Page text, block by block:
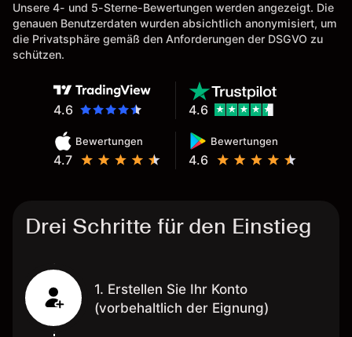
möglich. Berichte, Auszüge OK.
Eine Diagrammfunktion wie es
bei Naga ist wäre
Unsere 4- und 5-Sterne-Bewertungen werden angezeigt. Die
genauen Benutzerdaten wurden absichtlich anonymisiert, um
die Privatsphäre gemäß den Anforderungen der DSGVO zu
schützen.
4.6
Bewertungen
4.7
Bewertungen
4.6
4.6
Drei Schritte für den Einstieg
1. Erstellen Sie Ihr Konto
(vorbehaltlich der Eignung)